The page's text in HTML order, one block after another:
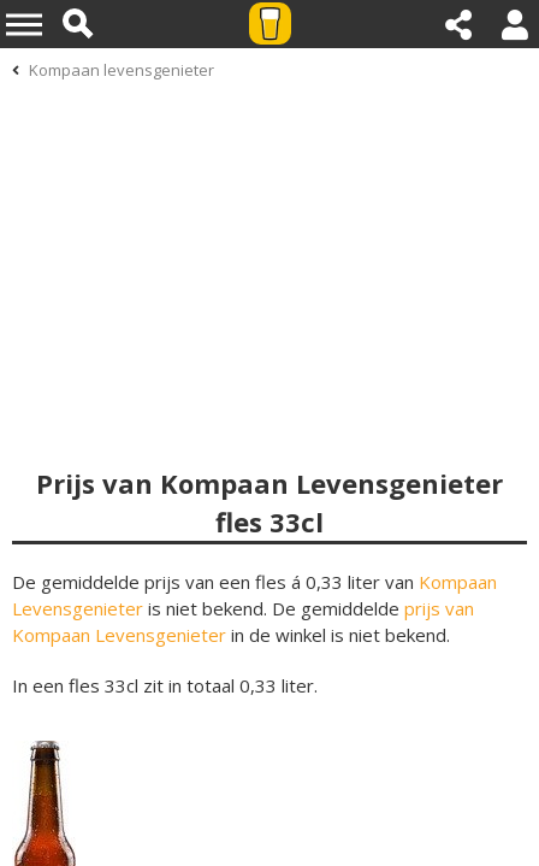
Kompaan levensgenieter
Prijs van Kompaan Levensgenieter
fles 33cl
De gemiddelde prijs van een fles á 0,33 liter van Kompaan
Levensgenieter is niet bekend. De gemiddelde prijs van
Kompaan Levensgenieter in de winkel is niet bekend.
In een fles 33cl zit in totaal 0,33 liter.